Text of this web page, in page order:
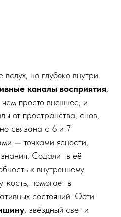
но глубоко внутри.
каналы восприятия,
чем просто внешнее, и
от пространства, снов,
связана с 6 и 7
— точками ясности,
знания. Содалит в её
к внутреннему
помогает в
состояний. Оёти
, звёздный свет и